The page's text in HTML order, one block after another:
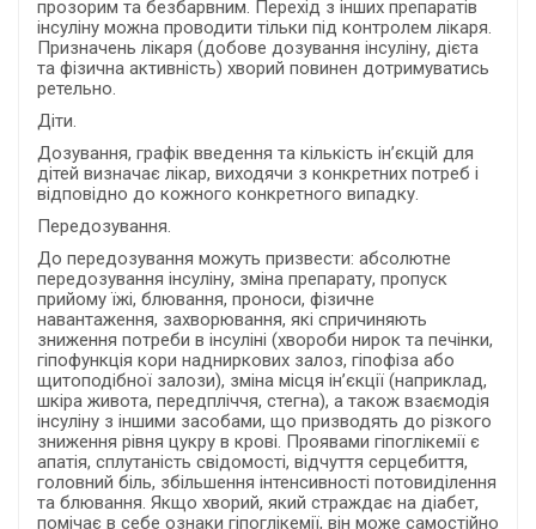
прозорим та безбарвним. Перехід з інших препаратів
інсуліну можна проводити тільки під контролем лікаря.
Призначень лікаря (добове дозування інсуліну, дієта
та фізична активність) хворий повинен дотримуватись
ретельно.
Діти.
Дозування, графік введення та кількість ін’єкцій для
дітей визначає лікар, виходячи з конкретних потреб і
відповідно до кожного конкретного випадку.
Передозування.
До передозування можуть призвести: абсолютне
передозування інсуліну, зміна препарату, пропуск
прийому їжі, блювання, проноси, фізичне
навантаження, захворювання, які спричиняють
зниження потреби в інсуліні (хвороби нирок та печінки,
гіпофункція кори надниркових залоз, гіпофіза або
щитоподібної залози), зміна місця ін’єкції (наприклад,
шкіра живота, передпліччя, стегна), а також взаємодія
інсуліну з іншими засобами, що призводять до різкого
зниження рівня цукру в крові. Проявами гіпоглікемії є
апатія, сплутаність свідомості, відчуття серцебиття,
головний біль, збільшення інтенсивності потовиділення
та блювання. Якщо хворий, який страждає на діабет,
помічає в себе ознаки гіпоглікемії, він може самостійно